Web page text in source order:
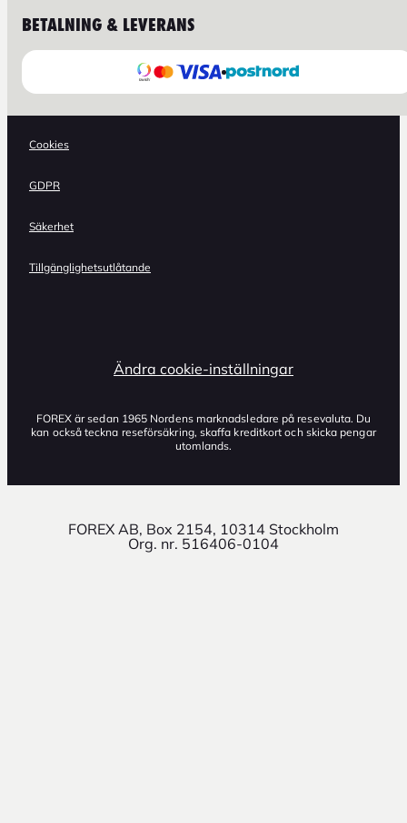
BETALNING & LEVERANS
Cookies
GDPR
Säkerhet
Tillgänglighetsutlåtande
Ändra cookie-inställningar
FOREX är sedan 1965 Nordens marknadsledare på resevaluta. Du
kan också teckna reseförsäkring, skaffa kreditkort och skicka pengar
utomlands.
FOREX AB, Box 2154, 10314 Stockholm
Org. nr. 516406-0104